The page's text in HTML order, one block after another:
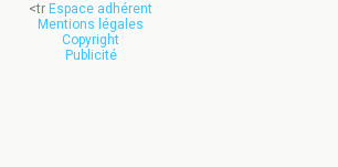
<tr Espace adhérent
Mentions légales
Copyright
Publicité